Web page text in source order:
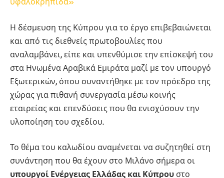
Η δέσμευση της Κύπρου για το έργο επιβεβαιώνεται
και από τις διεθνείς πρωτοβουλίες που
αναλαμβάνει, είπε και υπενθύμισε την επίσκεψή του
στα Ηνωμένα Αραβικά Εμιράτα μαζί με τον υπουργό
Εξωτερικών, όπου συναντήθηκε με τον πρόεδρο της
χώρας για πιθανή συνεργασία μέσω κοινής
εταιρείας και επενδύσεις που θα ενισχύσουν την
υλοποίηση του σχεδίου.
Το θέμα του καλωδίου αναμένεται να συζητηθεί στη
συνάντηση που θα έχουν στο Μιλάνο σήμερα οι
υπουργοί Ενέργειας Ελλάδας και Κύπρου στο